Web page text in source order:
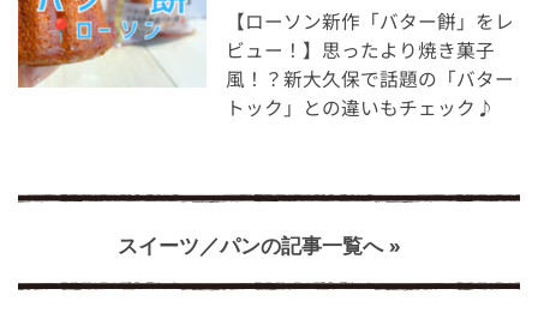
【ローソン新作「バター餅」をレ
ビュー！】思ったより焼き菓子
風！？新大久保で話題の「バター
トック」との違いもチェック♪
スイーツ／パンの記事一覧へ »